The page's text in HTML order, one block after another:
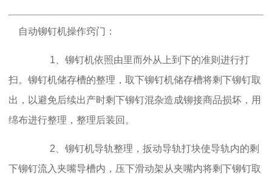
自动铆钉机操作窍门：
1、铆钉机依照由里而外从上到下的准则进行打
扫。铆钉机储存槽的整理，取下铆钉机储存槽将剩下铆钉取
出，以避免后续出产时剩下铆钉混杂造成铆接商品损坏，用
绵布进行整理，整理后装回。
2、铆钉机导轨整理，扳动导轨打块使导轨内的剩
下铆钉流入夹嘴导槽内，压下滑动架从夹嘴内将剩下铆钉取